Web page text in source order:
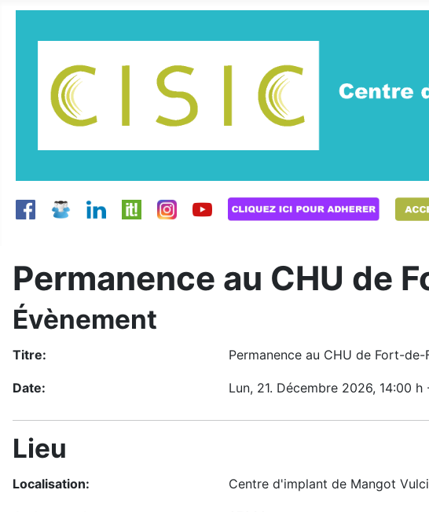
Permanence au CHU de
Évènement
Titre: Permanence au CHU de Fort-
Date: Lun, 21. Décembre 2026, 14:00 h
Lieu
Localisation: Centre d'implant de Mangot